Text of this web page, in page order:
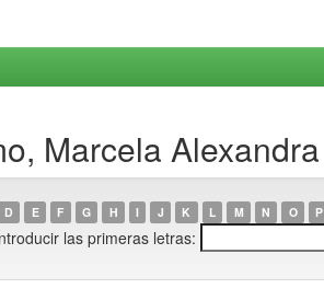
Marcela Alexandra
D E F G H I J K L M N O P
las primeras letras: